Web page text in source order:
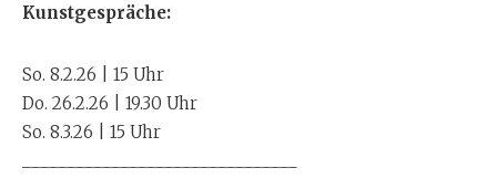
Kunstgespräche:
So. 8.2.26 | 15 Uhr
Do. 26.2.26 | 19.30 Uhr
So. 8.3.26 | 15 Uhr